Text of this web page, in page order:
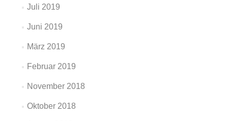
Juli 2019
Juni 2019
März 2019
Februar 2019
November 2018
Oktober 2018